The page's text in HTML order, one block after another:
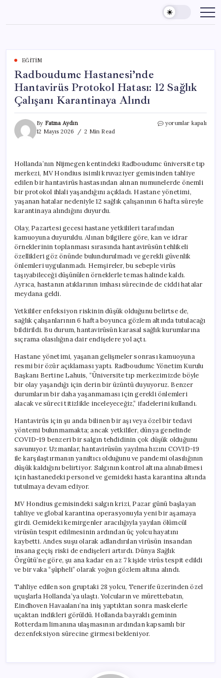
content
EĞITIM
Radboudumc Hastanesi’nde
Hantavirüs Protokol Hatası: 12 Sağlık
Çalışanı Karantinaya Alındı
By Fatma Aydın
12 Mayıs 2026
2 Min Read
Radboudumc
12
Sağlık
Çalışanı
Karantinaya
Alındı
yorumlar kapalı
Hollanda’nın Nijmegen kentindeki Radboudumc üniversite tıp
merkezi, MV Hondius isimli kruvaziyer gemisinden tahliye
edilen bir hantavirüs hastasından alınan numunelerde önemli
bir protokol ihlali yaşandığını açıkladı. Hastane yönetimi,
yaşanan hatalar nedeniyle 12 sağlık çalışanının 6 hafta süreyle
karantinaya alındığını duyurdu.
Olay, Pazartesi gecesi hastane yetkilileri tarafından
kamuoyuna duyuruldu. Alınan bilgilere göre, kan ve idrar
örneklerinin toplanması sırasında hantavirüsün tehlikeli
özellikleri göz önünde bulundurulmadı ve gerekli güvenlik
önlemleri uygulanmadı. Hemşireler, bu sebeple virüs
taşıyabileceği düşünülen örneklerle temas halinde kaldı.
Ayrıca, hastanın atıklarının imhası sürecinde de ciddi hatalar
meydana geldi.
Yetkililer enfeksiyon riskinin düşük olduğunu belirtse de,
sağlık çalışanlarının 6 hafta boyunca gözlem altında tutulacağı
bildirildi. Bu durum, hantavirüsün karasal sağlık kurumlarına
sıçrama olasılığına dair endişelere yol açtı.
Hastane yönetimi, yaşanan gelişmeler sonrası kamuoyuna
resmi bir özür açıklaması yaptı. Radboudumc Yönetim Kurulu
Başkanı Bertine Lahuis, “Üniversite tıp merkezimizde böyle
bir olay yaşandığı için derin bir üzüntü duyuyoruz. Benzer
durumların bir daha yaşanmaması için gerekli önlemleri
alacak ve süreci titizlikle inceleyeceğiz,” ifadelerini kullandı.
Hantavirüs için şu anda bilinen bir aşı veya özel bir tedavi
yöntemi bulunmamakta; ancak yetkililer, dünya genelinde
COVID-19 benzeri bir salgın tehdidinin çok düşük olduğunu
savunuyor. Uzmanlar, hantavirüsün yayılma hızını COVID-19
ile karşılaştırmanın yanıltıcı olduğunu ve pandemi olasılığının
düşük kaldığını belirtiyor. Salgının kontrol altına alınabilmesi
için hastanedeki personel ve gemideki hasta karantina altında
tutulmaya devam ediyor.
MV Hondius gemisindeki salgın krizi, Pazar günü başlayan
tahliye ve global karantina operasyonuyla yeni bir aşamaya
girdi. Gemideki kemirgenler aracılığıyla yayılan ölümcül
virüsün tespit edilmesinin ardından üç yolcu hayatını
kaybetti. Andes suşu olarak adlandırılan virüsün insandan
insana geçiş riski de endişeleri artırdı. Dünya Sağlık
Örgütü’ne göre, şu ana kadar en az 7 kişide virüs tespit edildi
ve bir vaka “şüpheli” olarak yoğun gözlem altına alındı.
Tahliye edilen son gruptaki 28 yolcu, Tenerife üzerinden özel
uçuşlarla Hollanda’ya ulaştı. Yolcuların ve mürettebatın,
Eindhoven Havaalanı’na iniş yaptıktan sonra maskelerle
uçaktan indikleri görüldü. Hollanda bayraklı geminin
Rotterdam limanına ulaşmasının ardından kapsamlı bir
dezenfeksiyon sürecine girmesi bekleniyor.